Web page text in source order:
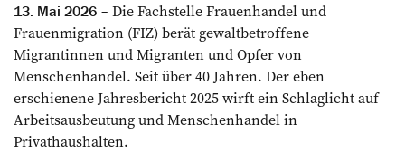
13. Mai 2026
Die Fachstelle Frauenhandel und
Frauenmigration (FIZ) berät gewaltbetroffene
Migrantinnen und Migranten und Opfer von
Menschenhandel. Seit über 40 Jahren. Der eben
erschienene Jahresbericht 2025 wirft ein Schlaglicht auf
Arbeitsausbeutung und Menschenhandel in
Privathaushalten.